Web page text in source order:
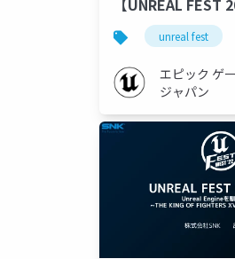
unreal fest
エピック ゲ
ジャパン